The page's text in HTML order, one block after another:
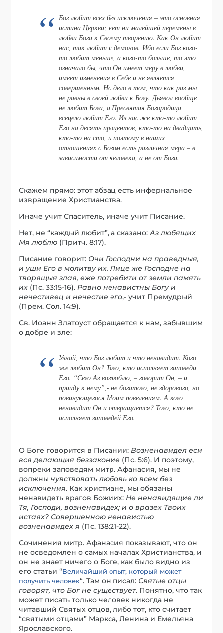
Бог любит всех без исключения – это основная
истина Церкви; нет ни малейшей перемены в
любви Бога к Своему творению. Как Он любит
нас, так любит и демонов. Ибо если Бог кого-
то любит меньше, а кого-то больше, то это
означало бы, что Он имеет меру в любви,
имеет изменения в Себе и не является
совершенным. Но дело в том, что как раз мы
не равны в своей любви к Богу. Дьявол вообще
не любит Бога, а Пресвятая Богородица
всецело любит Его. Из нас же кто-то любит
Его на десять процентов, кто-то на двадцать,
кто-то на сто, и поэтому в наших
отношениях с Богом есть различная мера – в
зависимости от человека, а не от Бога.
Скажем прямо: этот абзац есть инфернальное
извращение Христианства.
Иначе учит Спаситель, иначе учит Писание.
Нет, не “каждый любит”, а сказано:Аз любящих
Мя люблю (Притч. 8:17).
Писание говорит: Очи Господни на праведныя,
и уши Его в молитву их. Лице же Господне на
творящыя злая, еже потребити от земли память
их (Пс. 33:15-16).Равно ненавистны Богу и
нечестивец и нечестие его,- учит Премудрый
(Прем. Сол. 14:9).
Св. Иоанн Златоуст обращается к нам, забывшим
о добре и зле:
Узнай, что Бог любит и что ненавидит. Кого
же любит Он? Того, кто исполняет заповеди
Его. “Сего Аз возлюблю, – говорит Он, – и
прииду к нему”,- не богатого, не здорового, но
повинующегося Моим повелениям. А кого
ненавидит Он и отвращается? Того, кто не
исполняет заповедей Его.
О Боге говорится в Писании:Возненавидел еси
вся делающия беззаконие (Пс. 5:6). И поэтому,
вопреки заповедям митр. Афанасия, мы не
должнычувствовать любовь ко всем без
исключения. Как христиане, мы обязаны
ненавидеть врагов Божиих: Не ненавидящие ли
Тя, Господи, возненавидех; и о вразех Твоих
истаях? Совершенною ненавистью
возненавидех я (Пс. 138:21-22).
Сочинения митр. Афанасия показывают, что он
не осведомлен о самых началах Христианства, и
он не знает ничего о Боге, как было видно из
его статьи “Величайший опыт, который может
получить человек“. Там он писал: Святые отцы
говорят, что Бог не существует. Понятно, что так
может писать только человек никогда не
читавший Святых отцов, либо тот, кто считает
“святыми отцами” Маркса, Ленина и Емельяна
Ярославского.